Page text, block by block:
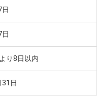
り8日以内
日